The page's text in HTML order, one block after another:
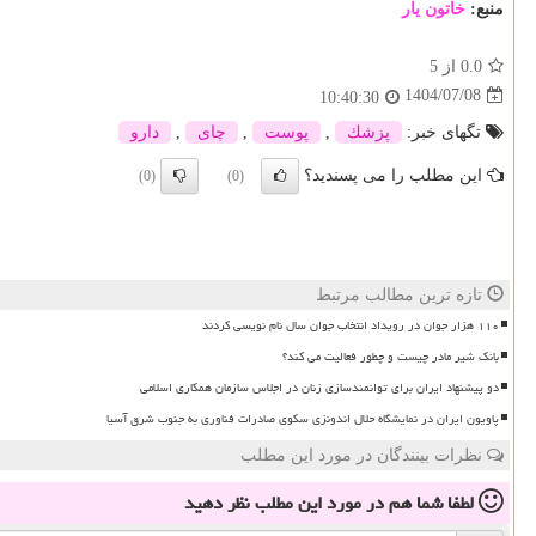
منبع: خاتون یار
0.0 از 5
1404/07/08
10:40:30
تگهای خبر:
پزشك پوست چای دارو
این مطلب را می پسندید؟ (0)
(0)
تازه ترین مطالب مرتبط
۱۱۰ هزار جوان در رویداد انتخاب جوان سال نام نویسی کردند
بانک شیر مادر چیست و چطور فعالیت می کند؟
دو پیشنهاد ایران برای توانمندسازی زنان در اجلاس سازمان همکاری اسلامی
پاویون ایران در نمایشگاه حلال اندونزی سکوی صادرات فناوری به جنوب شرق آسیا
نظرات بینندگان در مورد این مطلب
لطفا شما همدر مورد این مطلبنظر دهید